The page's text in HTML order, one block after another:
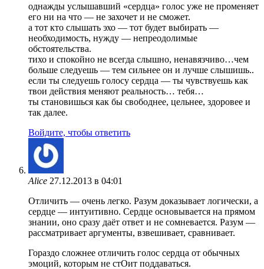
однажды услышавший «сердца» голос уже не променяет
его ни на что — не захочет и не сможет.
а тот кто слышать эхо — тот будет выбирать —
необходимость, нужду — непреодолимые
обстоятельства.
тихо и спокойно не всегда слышно, ненавязчиво…чем
больше следуешь — тем сильнее он и лучше слышишь..
если ты следуешь голосу сердца — ты чувствуешь как
твои действия меняют реальность… тебя…
ты становишься как бы свободнее, цельнее, здоровее и
так далее.
Войдите, чтобы ответить
Alice 27.12.2013 в 04:01
Отличить — очень легко. Разум доказывает логически, а
сердце — интуитивно. Сердце основывается на прямом
знании, оно сразу даёт ответ и не сомневается. Разум —
рассматривает аргументы, взвешивает, сравнивает.
Гораздо сложнее отличить голос сердца от обычных
эмоций, которым не стОит поддаваться.